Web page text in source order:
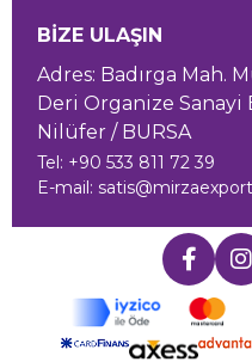
BİZE ULAŞIN
Adres: Badırga Mah.
Deri Organize Sanayi
Nilüfer / BURSA
Tel: +90 533 811 72 39
E-mail: